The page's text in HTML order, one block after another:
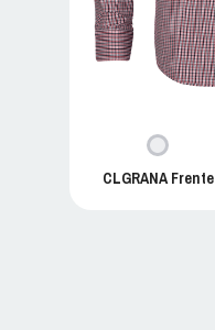
CLGRANA Frente